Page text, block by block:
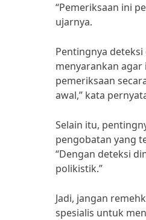
“Pemeriksaan ini
ujarnya.
Pentingnya
menyarankan
pemeriksaan
awal,” kata
Selain itu,
pengobatan yang
“Dengan deteksi
polikistik.”
Jadi, jangan
spesialis untuk